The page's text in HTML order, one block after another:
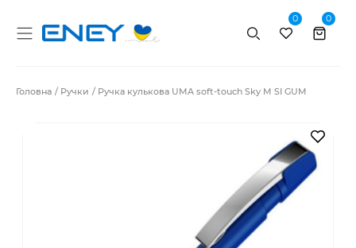
Пошук
0 0
Головна Ручки Ручка кулькова UMA soft-touch Sky M SI GUM
В